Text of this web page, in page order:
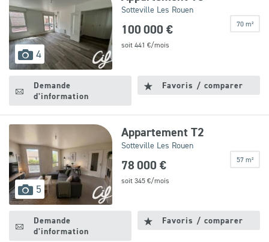
4images
disponibles
Sotteville Les Rouen
70 m²
100 000 €
soit 441 €/mois
Demande
d'information
Favoris / comparer
5 images
disponibles
Appartement T2
Sotteville Les Rouen
57 m²
78 000 €
soit 345€/mois
Demande
d'information
Favoris / comparer